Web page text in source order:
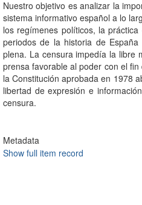
Nuestro objetivo es analizar la
sistema informativo español a lo
los regímenes políticos, la
periodos de la historia de
plena. La censura impedía la libre
prensa favorable al poder con el
la Constitución aprobada en 1978
libertad de expresión e
censura.
Metadata
Show full item record